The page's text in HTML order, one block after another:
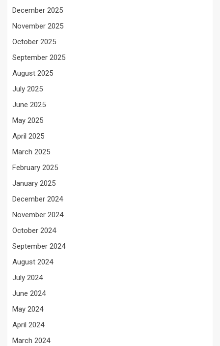
December 2025
November 2025
October 2025
September 2025
August 2025
July 2025
June 2025
May 2025
April 2025
March 2025
February 2025
January 2025
December 2024
November 2024
October 2024
September 2024
August 2024
July 2024
June 2024
May 2024
April 2024
March 2024